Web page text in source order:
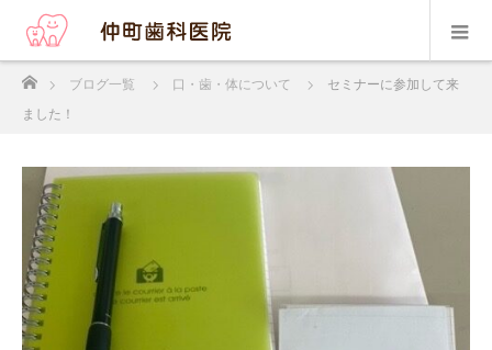
ブログ一覧 口・歯・体について
セミナーに参加して来
ました！